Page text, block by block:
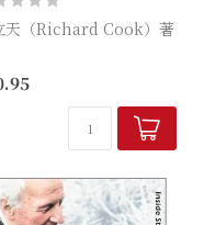
天（Richard Cook）著
者，在悠悠二千年間，鍛
彰顯神真理的不世工程